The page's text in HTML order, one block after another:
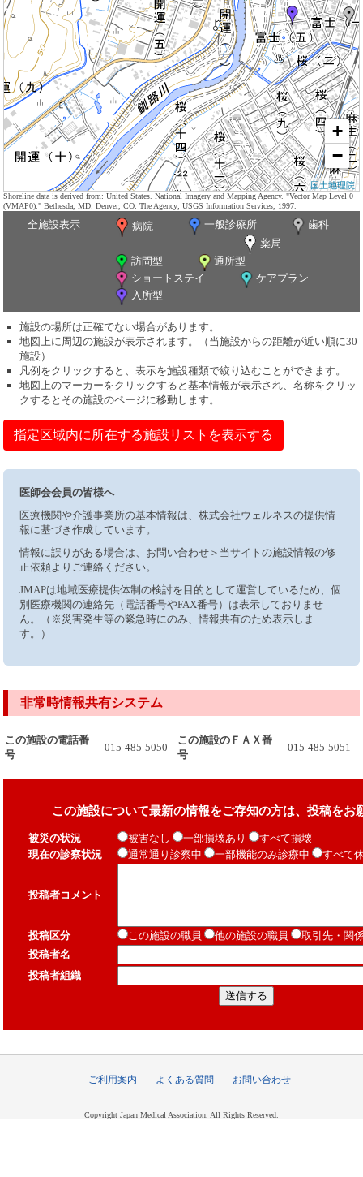
+
−
国土地理院
Shoreline data is derived from: United States. National Imagery and Mapping Agency. "Vector Map Level 0
(VMAP0)." Bethesda, MD: Denver, CO: The Agency; USGS Information Services, 1997.
全施設表示 病院 一般診療所
歯科
薬局
訪問型
通所型
ショートステイ
ケアプラン
入所型
施設の場所は正確でない場合があります。
地図上に周辺の施設が表示されます。（当施設からの距離が近い順に30
施設）
凡例をクリックすると、表示を施設種類で絞り込むことができます。
地図上のマーカーをクリックすると基本情報が表示され、名称をクリッ
クするとその施設のページに移動します。
指定区域内に所在する施設リストを表示する
医師会会員の皆様へ
医療機関や介護事業所の基本情報は、株式会社ウェルネスの提供情
報に基づき作成しています。
情報に誤りがある場合は、お問い合わせ＞当サイトの施設情報の修
正依頼よりご連絡ください。
JMAPは地域医療提供体制の検討を目的として運営しているため、個
別医療機関の連絡先（電話番号やFAX番号）は表示しておりませ
ん。（※災害発生等の緊急時にのみ、情報共有のため表示しま
す。）
非常時情報共有システム
この施設の電話番
号
015-485-5050
この施設のＦＡＸ番
号
015-485-5051
この施設について最新の情報をご存知の方は、投稿をお
被災の状況 被害なし 一部損壊あり
すべて損壊
現在の診察状況
通常通り診察中 一部機能のみ診療中 すべて
投稿者コメント
投稿区分 この施設の職員 他の施設の職員
取引先・関
投稿者名
投稿者組織
ご利用案内 よくある質問 お問い合わせ
Copyright Japan Medical Association, All Rights Reserved.